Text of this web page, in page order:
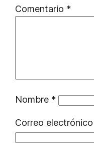
Comentario *
Nombre *
Correo electrónico